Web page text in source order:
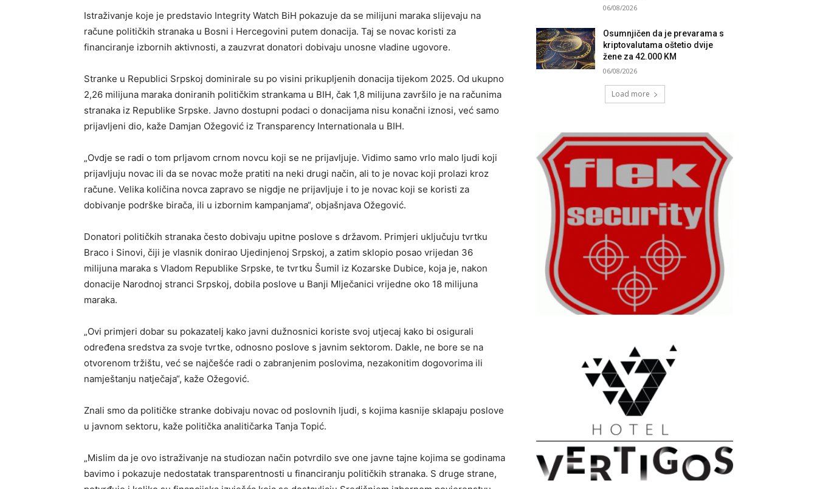
Istraživanje koje je predstavio Integrity Watch BiH pokazuje da se milijuni maraka slijevaju na
račune političkih stranaka u Bosni i Hercegovini putem donacija. Taj se novac koristi za
financiranje izbornih aktivnosti, a zauzvrat donatori dobivaju unosne vladine ugovore.
Stranke u Republici Srpskoj dominirale su po visini prikupljenih donacija tijekom 2025. Od ukupno
2,26 milijuna maraka doniranih političkim strankama u BIH, čak 1,8 milijuna završilo je na računima
stranaka iz Republike Srpske. Javno dostupni podaci o donacijama nisu konačni iznosi, već samo
prijavljeni dio, kaže Damjan Ožegović iz Transparency Internationala u BIH.
„Ovdje se radi o tom prljavom crnom novcu koji se ne prijavljuje. Vidimo samo vrlo malo ljudi koji
prijavljuju novac ili da se novac može pratiti na neki drugi način, ali to je novac koji prolazi kroz
račune. Velika količina novca zapravo se nigdje ne prijavljuje i to je novac koji se koristi za
dobivanje podrške birača, ili u izbornim kampanjama“, objašnjava Ožegović.
Donatori političkih stranaka često dobivaju upitne poslove s državom. Primjeri uključuju tvrtku
Braco i Sinovi, čiji je vlasnik donirao Ujedinjenoj Srpskoj, a zatim sklopio posao vrijedan 36
milijuna maraka s Vladom Republike Srpske, te tvrtku Šumil iz Kozarske Dubice, koja je, nakon
donacije Narodnoj stranci Srpskoj, dobila poslove u Banji Mlječanici vrijedne oko 18 milijuna
maraka.
„Ovi primjeri dobar su pokazatelj kako javni dužnosnici koriste svoj utjecaj kako bi osigurali
određena sredstva za svoje tvrtke, odnosno poslove s javnim sektorom. Dakle, ne bore se na
otvorenom tržištu, već se najčešće radi o zabranjenim poslovima, nezakonitim dogovorima ili
namještanju natječaja“, kaže Ožegović.
Znali smo da političke stranke dobivaju novac od poslovnih ljudi, s kojima kasnije sklapaju poslove
u javnom sektoru, kaže politička analitičarka Tanja Topić.
„Mislim da je ovo istraživanje na studiozan način potvrdilo sve one javne tajne kojima se godinama
bavimo i pokazuje nedostatak transparentnosti u financiranju političkih stranaka. S druge strane,
06/08/2026
Osumnjičen da je prevarama s
kriptovalutama oštetio dvije
žene za 42.000 KM
06/08/2026
Load more